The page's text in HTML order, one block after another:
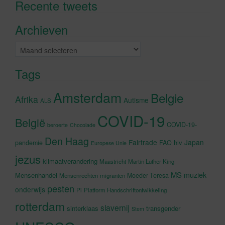
Recente tweetsKlik om marketing cookies te
Archieven
Archieven
Tags
Afrika ALS Amsterdam Autisme Belgie
België beroerte Chocolade COVID-19 COVID-19-
pandemie Den Haag Europese Unie Fairtrade FAO hiv Japan
jezus klimaatverandering Maastricht Martin Luther King
Mensenhandel Mensenrechten migranten Moeder Teresa MS muziek
onderwijs pesten Pi Platform Handschriftontwikkeling
rotterdam sinterklaas slavernij Stem transgender